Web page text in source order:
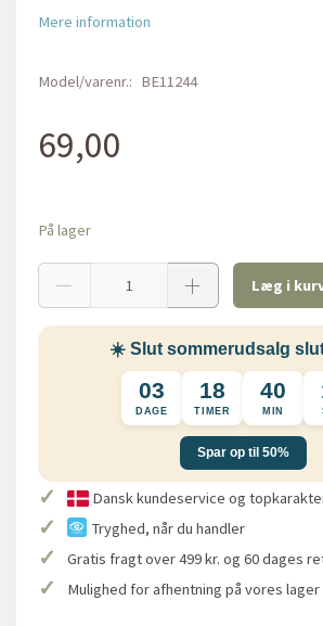
Mere information
Model/varenr.: BE11244
69,00
På lager
Læg i
☀️ Slut sommerudsalg
03
DAGE
18
TIMER
40
MIN
Spar op til 50%
✓ Dansk kundeservice og
✓ Tryghed, når du handler
✓ Gratis fragt over 499 kr. og 60 dages
✓ Mulighed for afhentning på vores lager